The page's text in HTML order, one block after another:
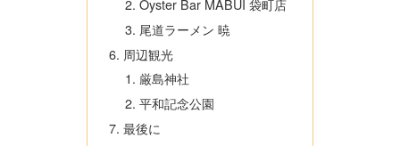
Oyster Bar MABUI 袋町店
尾道ラーメン 暁
周辺観光
厳島神社
平和記念公園
最後に